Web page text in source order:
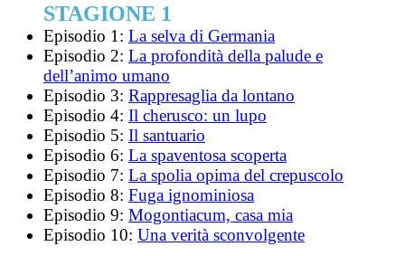
STAGIONE 1
Episodio 1: La selva di Germania
Episodio 2: La profondità della palude e
dell’animo umano
Episodio 3: Rappresaglia da lontano
Episodio 4: Il cherusco: un lupo
Episodio 5: Il santuario
Episodio 6: La spaventosa scoperta
Episodio 7: La spolia opima del crepuscolo
Episodio 8: Fuga ignominiosa
Episodio 9: Mogontiacum, casa mia
Episodio 10: Una verità sconvolgente